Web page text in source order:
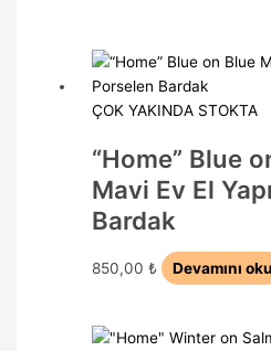
ÇOK YAKINDA STOKTA
“Home” Blue
Mavi Ev El
Bardak
850,00 ₺ Devamını oku